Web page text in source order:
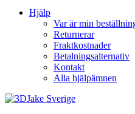
Hjälp
Var är min
Returnerar
Fraktkostnader
Betalningsalternativ
Kontakt
Alla hjälpämnen